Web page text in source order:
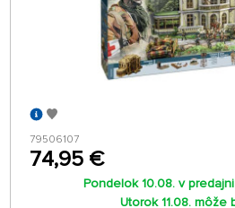
79506107
74,95 €
Pondelok 10.08. v
Utorok 11.08. môže